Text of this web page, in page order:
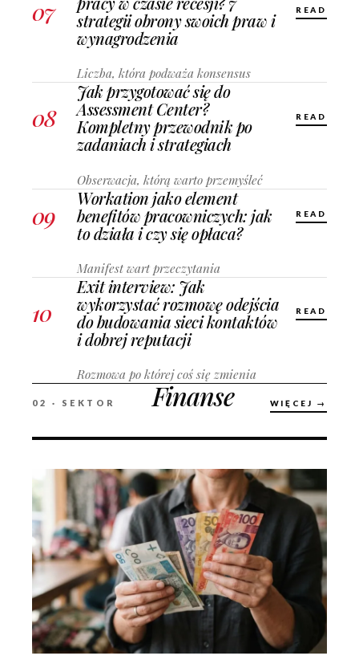
07
strategii obrony swoich praw i
wynagrodzenia
Liczba, która podważa konsensus
READ
08
Jak przygotować się do
Assessment Center?
Kompletny przewodnik po
zadaniach i strategiach
Obserwacja, którą warto przemyśleć
READ
09
Workation jako element
benefitów pracowniczych: jak
to działa i czy się opłaca?
Manifest wart przeczytania
READ
10
Exit interview: Jak
wykorzystać rozmowę odejścia
do budowania sieci kontaktów
i dobrej reputacji
Rozmowa po której coś się zmienia
READ
02 · SEKTOR Finanse WIĘCEJ →